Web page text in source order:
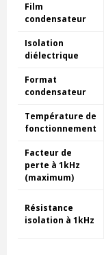
Film
condensateur
Isolation
diélectrique
Format
condensateur
Température de
fonctionnement
Facteur de
perte à 1kHz
(maximum)
Résistance
isolation à 1kHz